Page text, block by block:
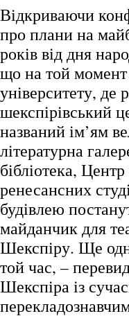
Відкриваючи
про плани на
років від дня
що на той момент
університету, де
шекспірівський
названий ім’ям
літературна
бібліотека,
ренесансних
будівлею
майданчик для
Шекспіру. Ще
той час, –
Шекспіра із